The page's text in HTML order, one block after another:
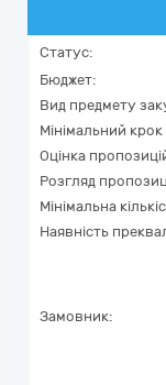
Статус:
Бюджет:
Вид предмету
Мінімальний крок
Оцінка
Розгляд
Мінімальна
Наявність
Замовник: